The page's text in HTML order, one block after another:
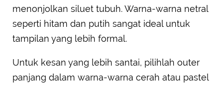
menonjolkan siluet tubuh. Warna-warna netral
seperti hitam dan putih sangat ideal untuk
tampilan yang lebih formal.
Untuk kesan yang lebih santai, pilihlah outer
panjang dalam warna-warna cerah atau pastel